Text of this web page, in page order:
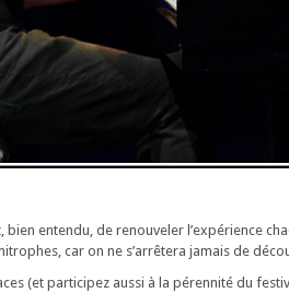
bien entendu, de renouveler l’expérience
car on ne s’arrêtera jamais de
(et participez aussi à la pérennité du